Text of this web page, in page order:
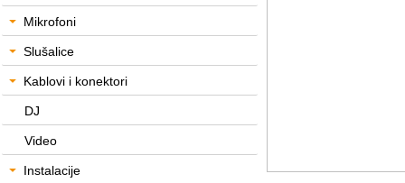
Mikrofoni
Slušalice
Kablovi i konektori
DJ
Video
Instalacije